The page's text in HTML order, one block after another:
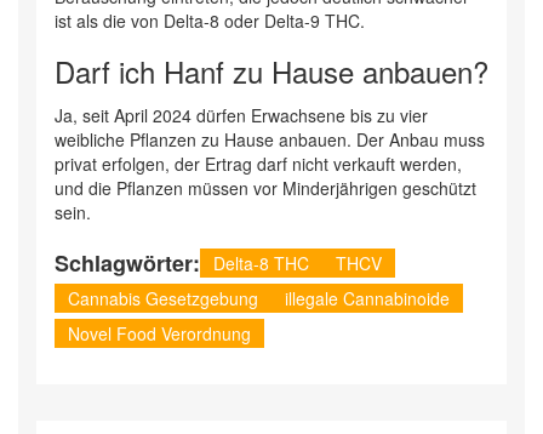
ist als die von Delta-8 oder Delta-9 THC.
Darf ich Hanf zu Hause anbauen?
Ja, seit April 2024 dürfen Erwachsene bis zu vier
weibliche Pflanzen zu Hause anbauen. Der Anbau muss
privat erfolgen, der Ertrag darf nicht verkauft werden,
und die Pflanzen müssen vor Minderjährigen geschützt
sein.
Schlagwörter: Delta-8 THC
THCV
Cannabis Gesetzgebung
illegale Cannabinoide
Novel Food Verordnung